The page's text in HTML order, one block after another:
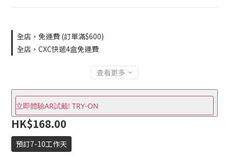
全店，免運費 (訂單滿$600)
全店，CXC快遞4盒免運費
查看更多
立即體驗AR試戴! TRY-ON
HK$168.00
預訂7-10工作天